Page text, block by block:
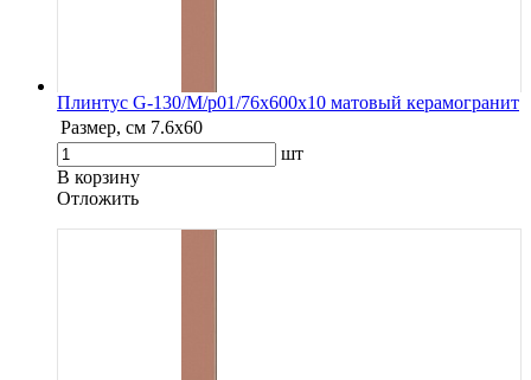
Плинтус G-130/М/p01/76x600x10 матовый керамогранит
Размер, см 7.6х60
шт
В корзину
Oтложить